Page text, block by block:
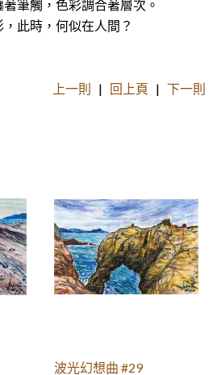
筆觸，色彩調合著層次。
此時，何似在人間？
上一則 | 回上頁 |下一則
波光幻想曲 #29